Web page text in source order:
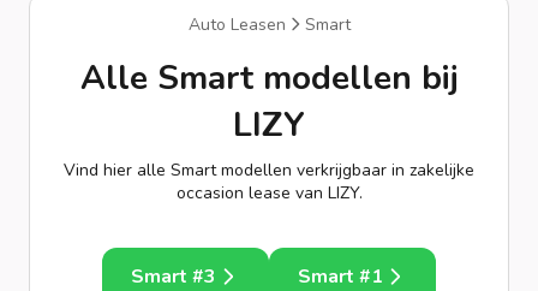
Auto Leasen Smart
Alle Smart modellen bij
LIZY
Vind hier alle Smart modellen verkrijgbaar in zakelijke
occasion lease van LIZY.
Smart #3 Smart #1